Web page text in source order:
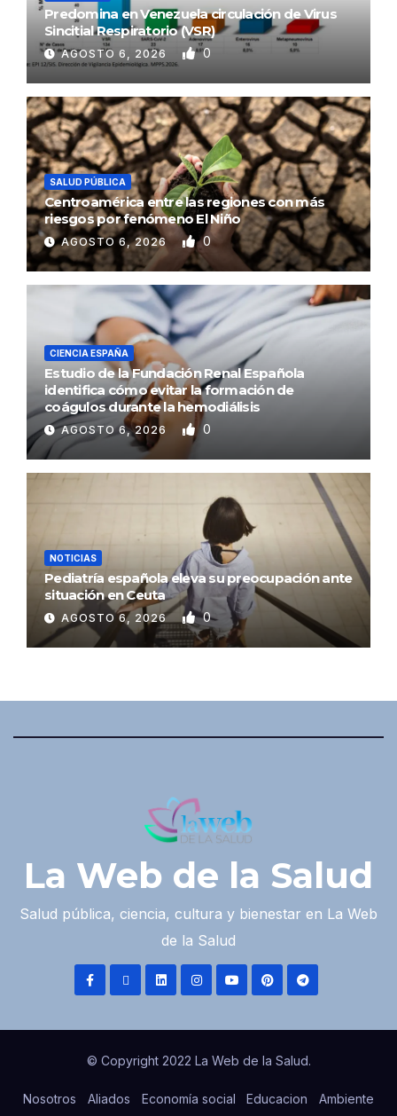
Predomina en Venezuela circulación de Virus
Sincitial Respiratorio (VSR)
AGOSTO 6, 2026 0
SALUD PÚBLICA
Centroamérica entre las regiones con más
riesgos por fenómeno El Niño
AGOSTO 6, 2026 0
CIENCIA ESPAÑA
Estudio de la Fundación Renal Española
identifica cómo evitar la formación de
coágulos durante la hemodiálisis
AGOSTO 6, 2026 0
NOTICIAS
Pediatría española eleva su preocupación ante
situación en Ceuta
AGOSTO 6, 2026 0
La Web de la Salud
Salud pública, ciencia, cultura y bienestar en La Web
de la Salud
© Copyright 2022 La Web de la Salud.
Nosotros Aliados Economía social Educacion Ambiente